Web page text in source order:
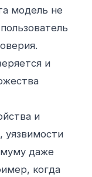
модель не
и
и
уязвимости
даже
когда